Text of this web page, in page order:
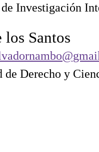
Investigación
los Santos
Derecho y